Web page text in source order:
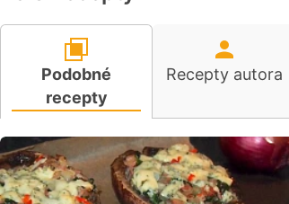
Podobné
recepty
Recepty autora